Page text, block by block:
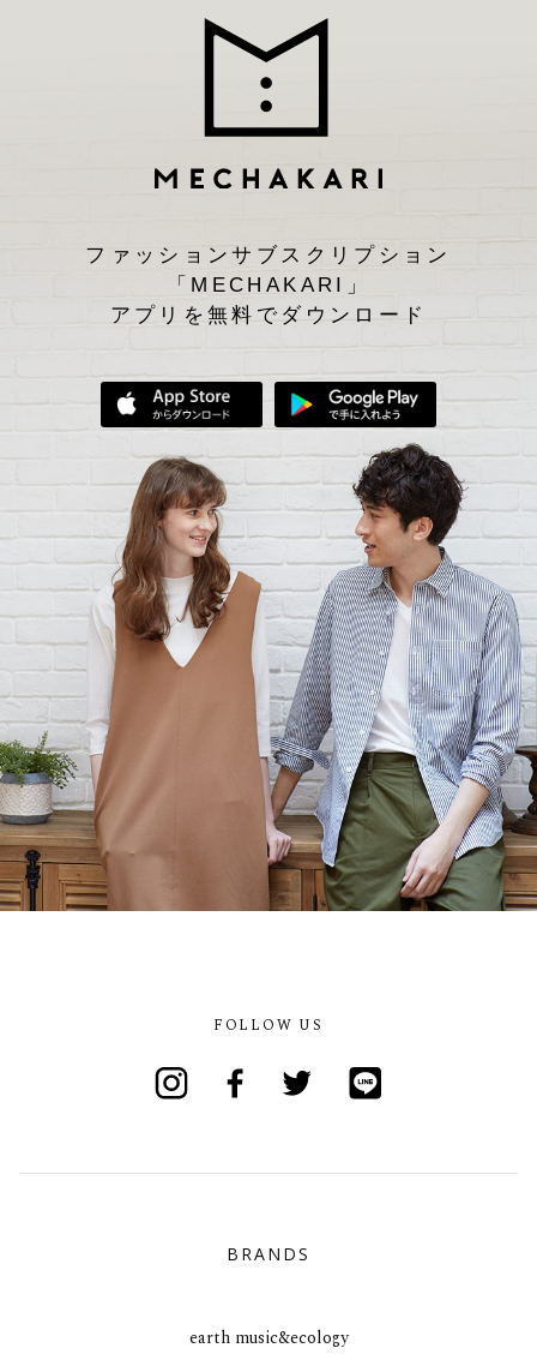
ファッションサブスクリプション
「MECHAKARI」
アプリを無料でダウンロード
App Storeからダウンロード
FOLLOW US
BRANDS
earth music&ecology